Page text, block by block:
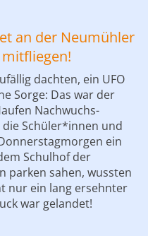
an der Neumühler
dachten, ein UFO
Sorge: Das war der
Nachwuchs-
Schüler*innen und
ein
Schulhof der
parken sahen, wussten
nur ein lang ersehnter
war gelandet!